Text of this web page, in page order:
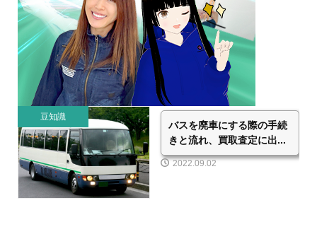
豆知識
バスを廃車にする際の手続
きと流れ、買取査定に出...
2022.09.02